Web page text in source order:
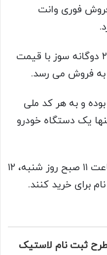
طرح فروش فوری وانت
در این طرح وانت آریسان ۲ دوگانه سوز با قیمت
و به هر کد ملی
یک دستگاه خودرو
متقاضیان می توانند از ساعت ۱۱ صبح روز شنبه، ۱۲
ثبت نام لاستیک